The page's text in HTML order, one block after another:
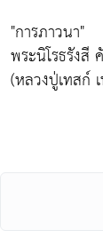
"การภาวนา"
พระนิโรธรังสี
(หลวงปู่เทสก์